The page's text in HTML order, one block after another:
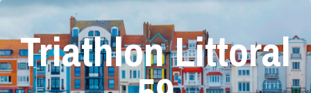
Skip
contentTriathlon Littoral